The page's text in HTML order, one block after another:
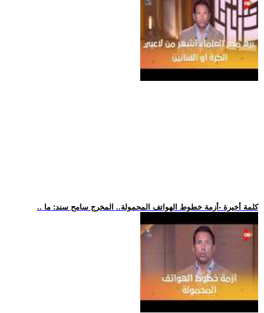
.. كلمة أخيرة -أزمة خطوط الهواتف المحمولة.. المخرج سامح سند: ما